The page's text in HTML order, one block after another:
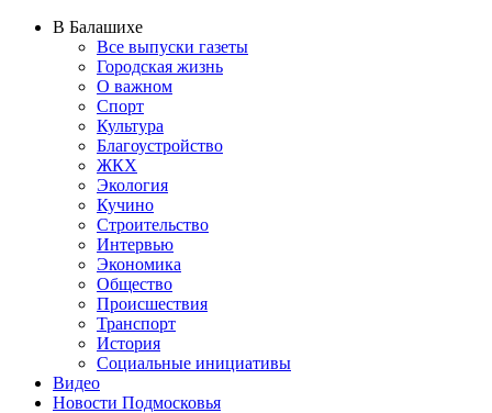
В Балашихе
Все выпуски газеты
Городская жизнь
О важном
Спорт
Культура
Благоустройство
ЖКХ
Экология
Кучино
Строительство
Интервью
Экономика
Общество
Происшествия
Транспорт
История
Социальные инициативы
Видео
Новости Подмосковья